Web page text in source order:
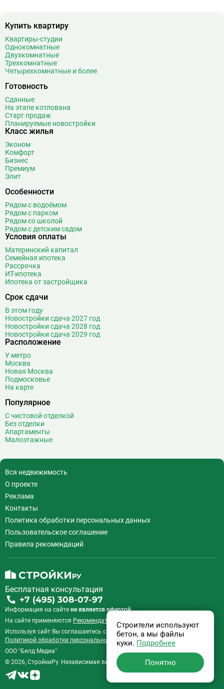
Купить квартиру
Квартиры-студии
Однокомнатные
Двухкомнатные
Трехкомнатные
Четырехкомнатные и более
Готовность
Сданные
На этапе котлована
Старт продаж
Планируемые новостройки
Класс жилья
Эконом
Комфорт
Бизнес
Премиум
Элит
Особенности
Рядом с водоёмом
Рядом с парком
Рядом со школой
Рядом с детским садом
Условия оплаты
Материнский капитал
Семейная ипотека
Рассрочка
ИТ-ипотека
Ипотека от застройщика
Срок сдачи
В этом году
Новостройки сдача 2027 год
Новостройки сдача 2028 год
Новостройки сдача 2029 год
Расположение
У метро
Москва
Новая Москва
Подмосковье
На карте
Популярное
С чистовой отделкой
Без отделки
Апартаменты
Малоэтажные
Вся недвижимость
О проекте
Реклама
Контакты
Политика обработки персональных данных
Пользовательское соглашение
Правила рекомендаций
Бесплатная консультация
+7 (495) 308-07-97
Информация на сайте не является офертой.
На сайте применяются Рекомендательные технологии
Используя сайт Вы соглашаетесь с
Пользовательским соглашением
Политикой обработки персональных данных
ООО “Билд Медиа”
© 2026, СтройкиРу. Независимая витрина недвижимости России.
Строители используют
бетон, а мы файлы
куки. Подробнее
Понятно